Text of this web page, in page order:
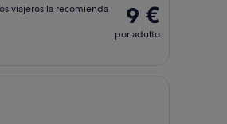
9 €
por adulto
viajeros la recomienda